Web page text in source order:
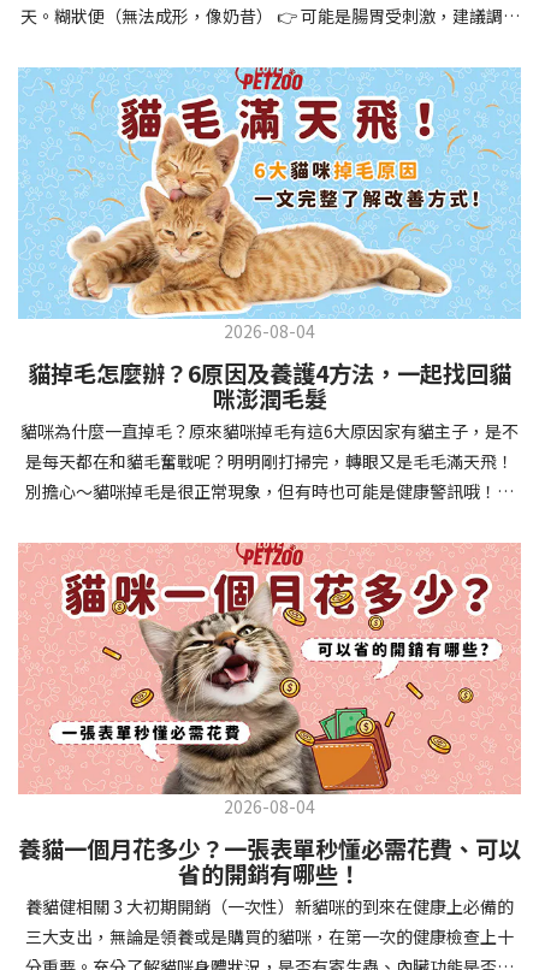
練，你不僅能擁有一隻聽話的好狗狗，更能建立起相互尊重的終身
相處中獲得回報狗狗訓練指南，六步驟培養幼犬開始幼犬訓練時，
系統性的方法能帶來最佳效果。從信任建立到習慣養成，每個階段
都至關重要，缺一不可。良好的訓練應循序漸進，把握幼犬成長敏
感期，以積極正向的方式引導。遵循這六個步驟，即使是第一次養
狗的新手，也能輕鬆將調皮的小狗訓練成聽話的好夥伴！建立信任
基礎 幼犬訓練的第一步不是教指令，而是建立信任。剛到新家的幼
犬可能感到緊張不安，給予適當空間適應環境很重要。用溫柔的聲
音交談，提供安全舒適的窩，維持規律的餵食和如廁時間，讓幼犬
感到安心。輕輕撫摸、溫柔擁抱，每天安排固定玩耍時間，這些都
任你後，可開始教導基本指令。從簡單的「坐下」開始，再逐步學
習「趴下」、「等待」和「過來」。每次訓練保持在5-10分鐘內，
避免幼犬注意力分散。使用清晰一致的口令和手勢，成功時立即給
予獎勵和讚美。記住，重複是學習的關鍵，每天多次短時間練習效
果最佳。調整日常行為除了基本指令，幼犬還需學習生活禮儀。如
時立即獎勵。另外要處理的常見問題包括咬人、啃咬家具和亂叫。
每當出現不當行為，給予適當替代品（如咬玩具代替咬手），並在
幼犬選擇正確行為時獎勵，這比責罵更有效。社交化訓練 兩個月大
的幼犬正處於社會化黃金期，這階段的經驗將深刻影響未來性格。
安排幼犬接觸不同人類（包括兒童、戴眼鏡的人、使用拐杖的人
等）、各種動物、交通工具和環境聲音。起初保持在安全、受控的
情境中，逐漸增加複雜度。每次正面社交體驗後給予獎勵，建立幼
犬對新事物的積極態度。進階技巧強化 基礎訓練穩固後，可以進入
更複雜的技巧訓練。這包括遠距離控制、不同干擾下的指令遵從、
多步驟動作等。使用延遲獎勵技巧，讓幼犬學會即使沒有立即獎勵
也能保持良好行為。引入不同環境中的訓練，如公園、寵物店等，
幫助幼犬在各種情境下都能聽從指令。維持良好習慣 成功的訓練不
是一次性的，而是需要持續維護。即使幼犬已經掌握所有技能，也
要定期複習，防止行為退化。將訓練融入日常生活，如出門前的
天。糊狀便（無法成形，像奶昔） 👉 可能是腸胃受刺激，建議調整
若超過 24 小時沒改善，建議就醫。血便（帶血絲或黑色糞便） 👉
可能是嚴重腸胃問題，應立即帶去獸醫院！想知道貓咪拉肚子的真
正原因，只要透過 5 個簡單步驟，就能判斷問題嚴重性，決定是否
需要就醫！接下來我們一起來看看該怎麼做吧！🐾 貓咪拉肚子怎麼
辦？5步驟判斷貓咪拉肚子是否需要馬上看醫生貓咪拉肚子的因素與
許多原因有關，更換食物、誤食異物或不乾淨的東西、寄生蟲、其
他疾病。 5 步驟判斷貓咪拉肚子原因，要不要看醫生？當貓咪拉肚
子時，不用慌張！透過以下 5 個步驟，就能快速判斷原因，並決定
是否需要帶去獸醫院。📌 貓咪拉肚子判斷步驟1：觀察糞便的狀態：
糞便質地是關鍵！不同形態代表不同的腸胃狀況📌 貓咪拉肚子判斷
步驟2：回想最近的飲食變化：有沒有突然換飼料或罐頭？ 有沒有吃
到新零食或人類食物？ 是否誤食異物？📌 貓咪拉肚子判斷步驟3：
確認環境與生活作息：最近是否搬家、換貓砂、新成員加入？ 天氣
是否有變化？ 飼主是否長時間外出？📌 貓咪拉肚子判斷步驟4：觀
察貓咪的精神與食慾：貓咪精神好嗎？、食慾是否正常？，可先觀
下降，表示身體狀況不佳，應儘快就醫！📌 貓咪拉肚子判斷步驟5：
檢查是否需要帶去看獸醫 如果拉肚子 1~2 次但精神好、食慾正常，
可以先觀察，如果腹瀉超過 48 小時或水狀腹瀉 + 嗜睡、食慾下降、
嘔吐 應立即就醫。 透過這 5 個步驟，你可以快速判斷貓咪拉肚子的
原因與嚴重程度，確保毛孩的腸胃健康！如果不確定情況，還是建
議讓獸醫檢查，才能安心哦！🐾💖4種高風險群貓咪拉肚子要小心高
風險貓咪包含：幼貓、老貓、懷孕貓、有慢性疾病貓，這些貓咪在
身體狀況出現警訊時要特別注意，如拉肚子次數超過2次以上，就建
議直接尋求獸醫協助。2要訣判斷貓咪拉肚子要不要看醫生 高風險貓
的貓咪，如拉肚子超過2-3天，建議直接尋求獸醫師協助。並記得提
供觀察紀錄給予獸醫師進行專業判斷。貓咪拉肚子但精神很好？如
果飼主有發現貓咪拉肚子的情形，但貓咪的精神很好。有可能與飲
食方便相關，回想是否進食新的食物，或是正進行飼料更換的過
2026-08-04
貓掉毛怎麼辦？6原因及養護4方法，一起找回貓
咪澎潤毛髮
貓咪為什麼一直掉毛？原來貓咪掉毛有這6大原因家有貓主子，是不
是每天都在和貓毛奮戰呢？明明剛打掃完，轉眼又是毛毛滿天飛！
別擔心～貓咪掉毛是很正常現象，但有時也可能是健康警訊哦！以
兩全其美！貓咪掉毛原因1. 皮膚問題貓咪皮膚問題是造成掉毛的常
見兇手！皮膚發炎、感染或是長期搔癢，都會讓貓咪的毛髮失去健
康光澤並大量脫落。常見的皮膚問題包括皮膚黴菌、細菌感染、疥
癬蟲等寄生蟲，甚至是皮膚過度乾燥。如果發現貓咪皮膚有紅腫、
結痂、脫屑或異常氣味，同時伴隨掉毛，建議盡快帶牠看獸醫哦！
貓咪掉毛原因2. 過敏誰說只有人類會過敏？貓咪也會！貓咪可能對
環境中的塵蟎、花粉、清潔劑，甚至是食物中的某些成分產生過敏
反應。過敏症狀不只是打噴嚏、流眼淚，還會引起皮膚搔癢和掉毛
問題。特別是食物過敏，更是常被忽略的掉毛元兇！如果貓咪經常
抓癢或舔舐特定部位，同時伴隨掉毛，很可能是過敏在作怪呢！貓
咪掉毛原因3. 營養不足貓咪的毛髮健康與營養息息相關！當貓咪飲
食中缺乏必要的蛋白質、脂肪酸（尤其是Omega-3和Omega-
6）、維生素或礦物質時，毛髮就會變得乾燥、脆弱，容易斷裂脫
落。長期餵食低品質或不均衡的貓糧，可能使貓咪營養不良，進而
2026-08-04
養貓一個月花多少？一張表單秒懂必需花費、可以
省的開銷有哪些！
養貓健相關 3 大初期開銷（一次性）新貓咪的到來在健康上必備的
三大支出，無論是領養或是購買的貓咪，在第一次的健康檢查上十